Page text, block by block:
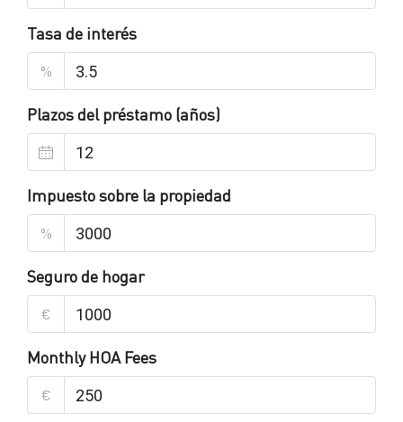
Tasa de interés
%
Plazos del préstamo (años)
Impuesto sobre la propiedad
%
Seguro de hogar
€
Monthly HOA Fees
€